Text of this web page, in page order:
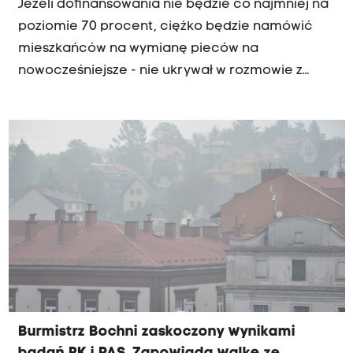
zanieczyszczeń. W drugim tygodniu na odwrót -
wiał silny wiatr i padał deszcz, co sprzyjało
rozwiewaniu pyłu. Wyniki w Krynicy można w
stężenia w Nowym Sączu, w Krynicy również
obserwowano duże zapylenie powietrza i na
odwrót - kiedy w Nowym Sączu powietrze było
dobre, również w Krynicy poziom pyłów był niski.
Jeżeli dofinansowania nie będzie co najmniej na
poziomie 70 procent, ciężko będzie namówić
mieszkańców na wymianę pieców na
nowocześniejsze - nie ukrywał w rozmowie z
powodów zanieczyszczenia w polskich miastach.
A Szczawnica niestety nie ma się czym
pochwalić - podczas dwutygodniowego pobytu
naszego pyłomierza w tej miejscowości normy
zanieczyszczenia przekroczone były w ciągu 10
Burmistrz Bochni zaskoczony wynikami